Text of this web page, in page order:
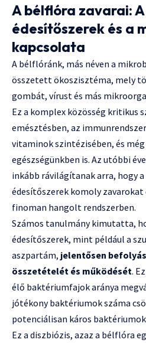
A bélflóra zavarai:
édesítőszerek és a
kapcsolata
A bélflóránk, más néven a
összetett ökoszisztéma, mely
gombát, vírust és más
Ez a komplex közösség kritikus
emésztésben, az
vitaminok szintézisében, és
egészségünkben is. Az utóbbi
inkább rávilágítanak arra, hogy
édesítőszerek komoly
finoman hangolt rendszerben.
Számos tanulmány kimutatta,
édesítőszerek, mint például a
aszpartám, jelentősen
összetételét és működését.
élő baktériumfajok aránya
jótékony baktériumok száma
potenciálisan káros
Ez a diszbiózis, azaz a bélflóra